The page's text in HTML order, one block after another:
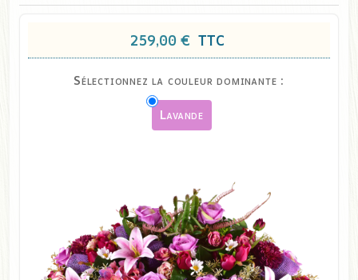
259,00 € TTC
Sélectionnez la couleur dominante :
Lavande